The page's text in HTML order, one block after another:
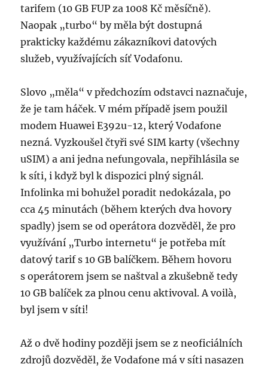
tarifem (10 GB FUP za 1008 Kč měsíčně).
Naopak „turbo“ by měla být dostupná
prakticky každému zákazníkovi datových
služeb, využívajících síť Vodafonu.
Slovo „měla“ v předchozím odstavci naznačuje,
že je tam háček. V mém případě jsem použil
modem Huawei E392u-12, který Vodafone
nezná. Vyzkoušel čtyři své SIM karty (všechny
uSIM) a ani jedna nefungovala, nepřihlásila se
k síti, i když byl k dispozici plný signál.
Infolinka mi bohužel poradit nedokázala, po
cca 45 minutách (během kterých dva hovory
spadly) jsem se od operátora dozvěděl, že pro
využívání „Turbo internetu“ je potřeba mít
datový tarif s 10 GB balíčkem. Během hovoru
s operátorem jsem se naštval a zkušebně tedy
10 GB balíček za plnou cenu aktivoval. A voilà,
byl jsem v síti!
Až o dvě hodiny později jsem se z neoficiálních
zdrojů dozvěděl, že Vodafone má v síti nasazen